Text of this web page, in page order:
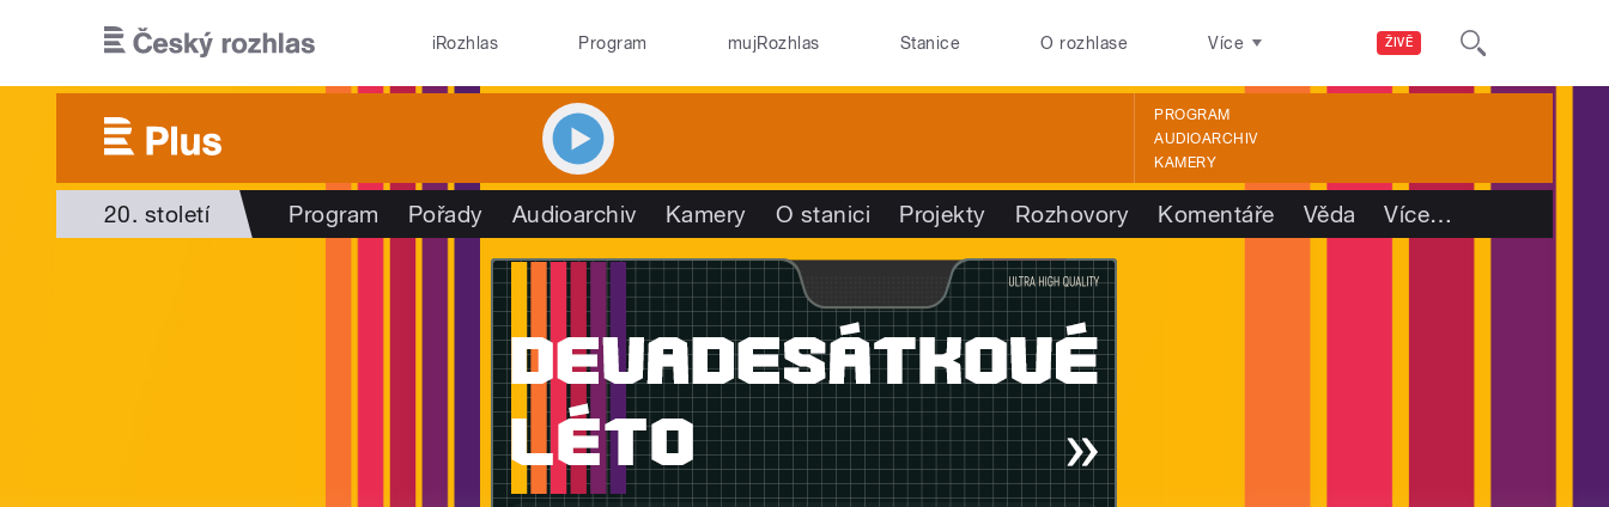
ŽIVĚ
iRozhlas Program mujRozhlas Stanice O rozhlase Více
PROGRAM
AUDIOARCHIV
KAMERY
20. století Program Pořady Audioarchiv Kamery O stanici Projekty Rozhovory Komentáře Věda Více…